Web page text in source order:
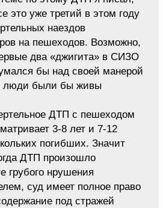
это уже третий в этом году
наездов
на пешеходов. Возможно,
два «джигита» в СИЗО
бы над своей манерой
люди были бы живы
ДТП с пешеходом
3-8 лет и 7-12
погибших. Значит
ДТП произошло
грубого нрушения
суд имеет полное право
под стражей